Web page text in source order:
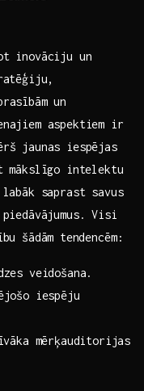
inovāciju un
un​
‌aspektiem ir
jaunas iespējas
mākslīgo‍ intelektu
​saprast savus
Visi
šādām ⁤tendencēm:
veidošana.
iespēju
mērķauditorijas​